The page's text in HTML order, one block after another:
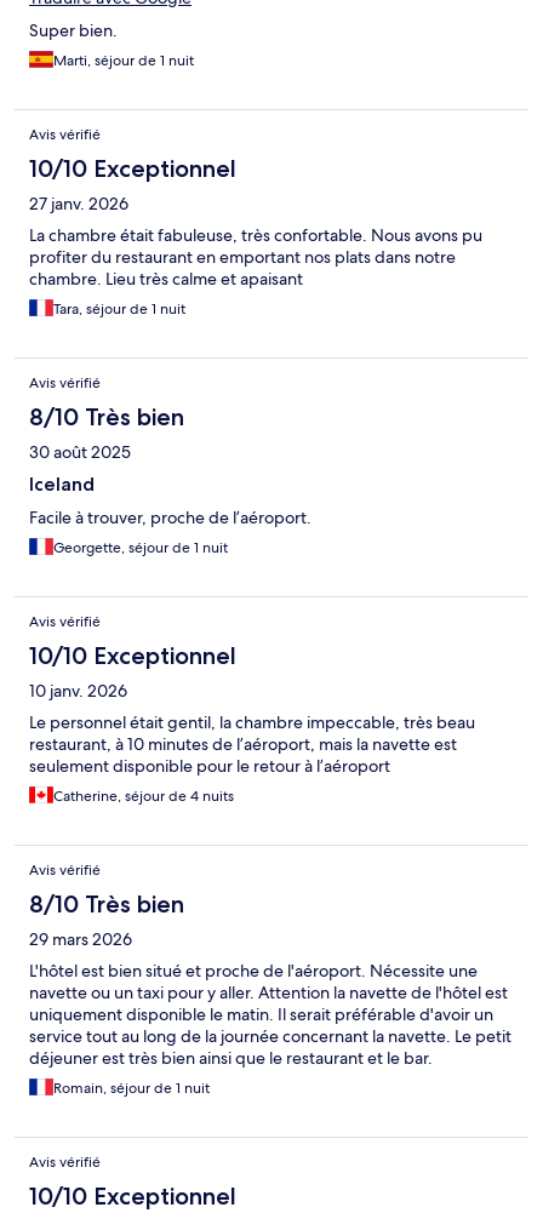
Super bien.
Marti, séjour de 1 nuit
Avis vérifié
10/10 Exceptionnel
27 janv. 2026
La chambre était fabuleuse, très confortable. Nous avons pu
profiter du restaurant en emportant nos plats dans notre
chambre. Lieu très calme et apaisant
Tara, séjour de 1 nuit
Avis vérifié
8/10 Très bien
30 août 2025
Iceland
Facile à trouver, proche de l’aéroport.
Georgette, séjour de 1 nuit
Avis vérifié
10/10 Exceptionnel
10 janv. 2026
Le personnel était gentil, la chambre impeccable, très beau
restaurant, à 10 minutes de l’aéroport, mais la navette est
seulement disponible pour le retour à l’aéroport
Catherine, séjour de 4 nuits
Avis vérifié
8/10 Très bien
29 mars 2026
L'hôtel est bien situé et proche de l'aéroport. Nécessite une
navette ou un taxi pour y aller. Attention la navette de l'hôtel est
uniquement disponible le matin. Il serait préférable d'avoir un
service tout au long de la journée concernant la navette. Le petit
déjeuner est très bien ainsi que le restaurant et le bar.
Romain, séjour de 1 nuit
Avis vérifié
10/10 Exceptionnel